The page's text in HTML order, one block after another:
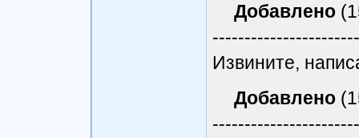
Добавлено
Извините,
Добавлено